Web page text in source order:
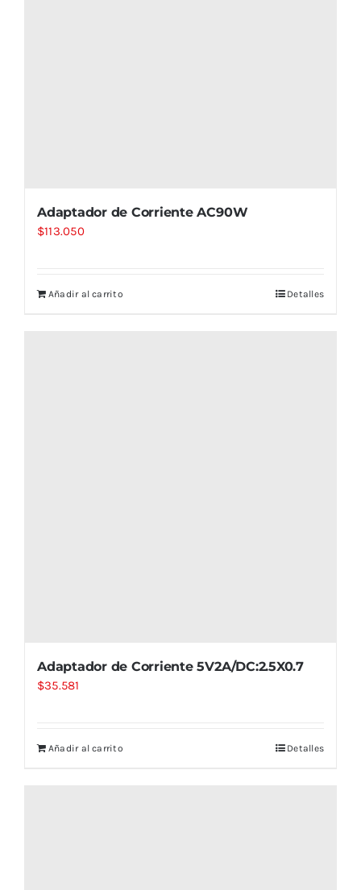
Adaptador de Corriente AC90W
$113.050
Añadir al carrito Detalles
Adaptador de Corriente 5V2A/DC:2.5X0.7
$35.581
Añadir al carrito Detalles